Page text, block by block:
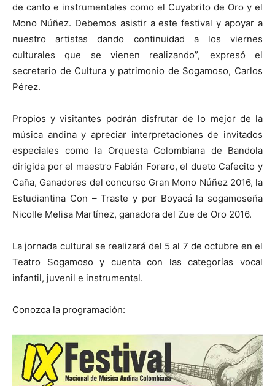
de canto e instrumentales como el Cuyabrito de Oro y el
Mono Núñez. Debemos asistir a este festival y apoyar a
nuestro artistas dando continuidad a los viernes
culturales que se vienen realizando”, expresó el
secretario de Cultura y patrimonio de Sogamoso, Carlos
Pérez.
Propios y visitantes podrán disfrutar de lo mejor de la
música andina y apreciar interpretaciones de invitados
especiales como la Orquesta Colombiana de Bandola
dirigida por el maestro Fabián Forero, el dueto Cafecito y
Caña, Ganadores del concurso Gran Mono Núñez 2016, la
Estudiantina Con – Traste y por Boyacá la sogamoseña
Nicolle Melisa Martínez, ganadora del Zue de Oro 2016.
La jornada cultural se realizará del 5 al 7 de octubre en el
Teatro Sogamoso y cuenta con las categorías vocal
infantil, juvenil e instrumental.
Conozca la programación: